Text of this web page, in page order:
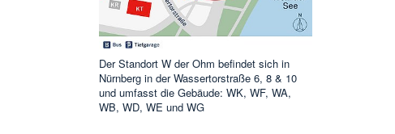
Der Standort W der Ohm befindet sich in
Nürnberg in der Wassertorstraße 6, 8 & 10
und umfasst die Gebäude: WK, WF, WA,
WB, WD, WE und WG